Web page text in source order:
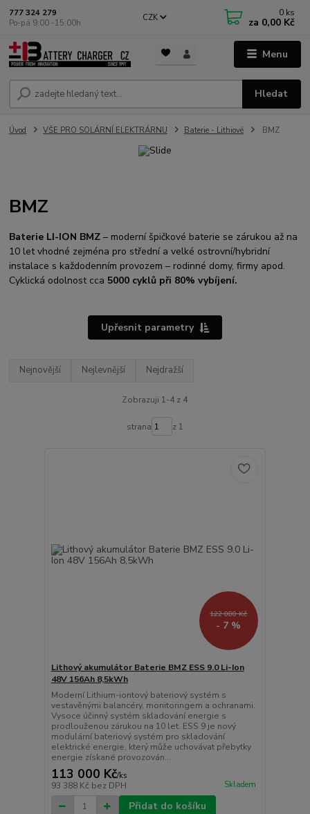
Menu
CZK
Hledat
777 324 279
Po-pá 9:00 -15:00h
0 ks
za 0,00 Kč
Úvod VŠE PRO SOLÁRNÍ ELEKTRÁRNU Baterie - Lithiové BMZ
BMZ
Baterie LI-ION BMZ – moderní špičkové baterie se zárukou až na
10 let vhodné zejména pro střední a velké ostrovní/hybridní
instalace s každodenním provozem – rodinné domy, firmy apod.
Cyklická odolnost cca 5000 cyklů při 80% vybíjení.
Upřesnit parametry
Nejnovější Nejlevnější Nejdražší
Zobrazuji 1-4 z 4
strana z 1
122 000 Kč
- 7 %
Lithový akumulátor Baterie BMZ ESS 9.0 Li-Ion
48V 156Ah 8,5kWh
Moderní Lithium-iontový bateriový systém s
vestavěnými balancéry, monitoringem a ochranami.
Vysoce účinný systém skladování energie s
prodlouženou zárukou na 10 let. ESS 9 je nový
modulární bateriový systém pro skladování
elektrické energie, který může uchovávat přebytky
energie získané provozován...
113 000 Kč/ks
93 388 Kč bez DPH Skladem
Přidat do košíku